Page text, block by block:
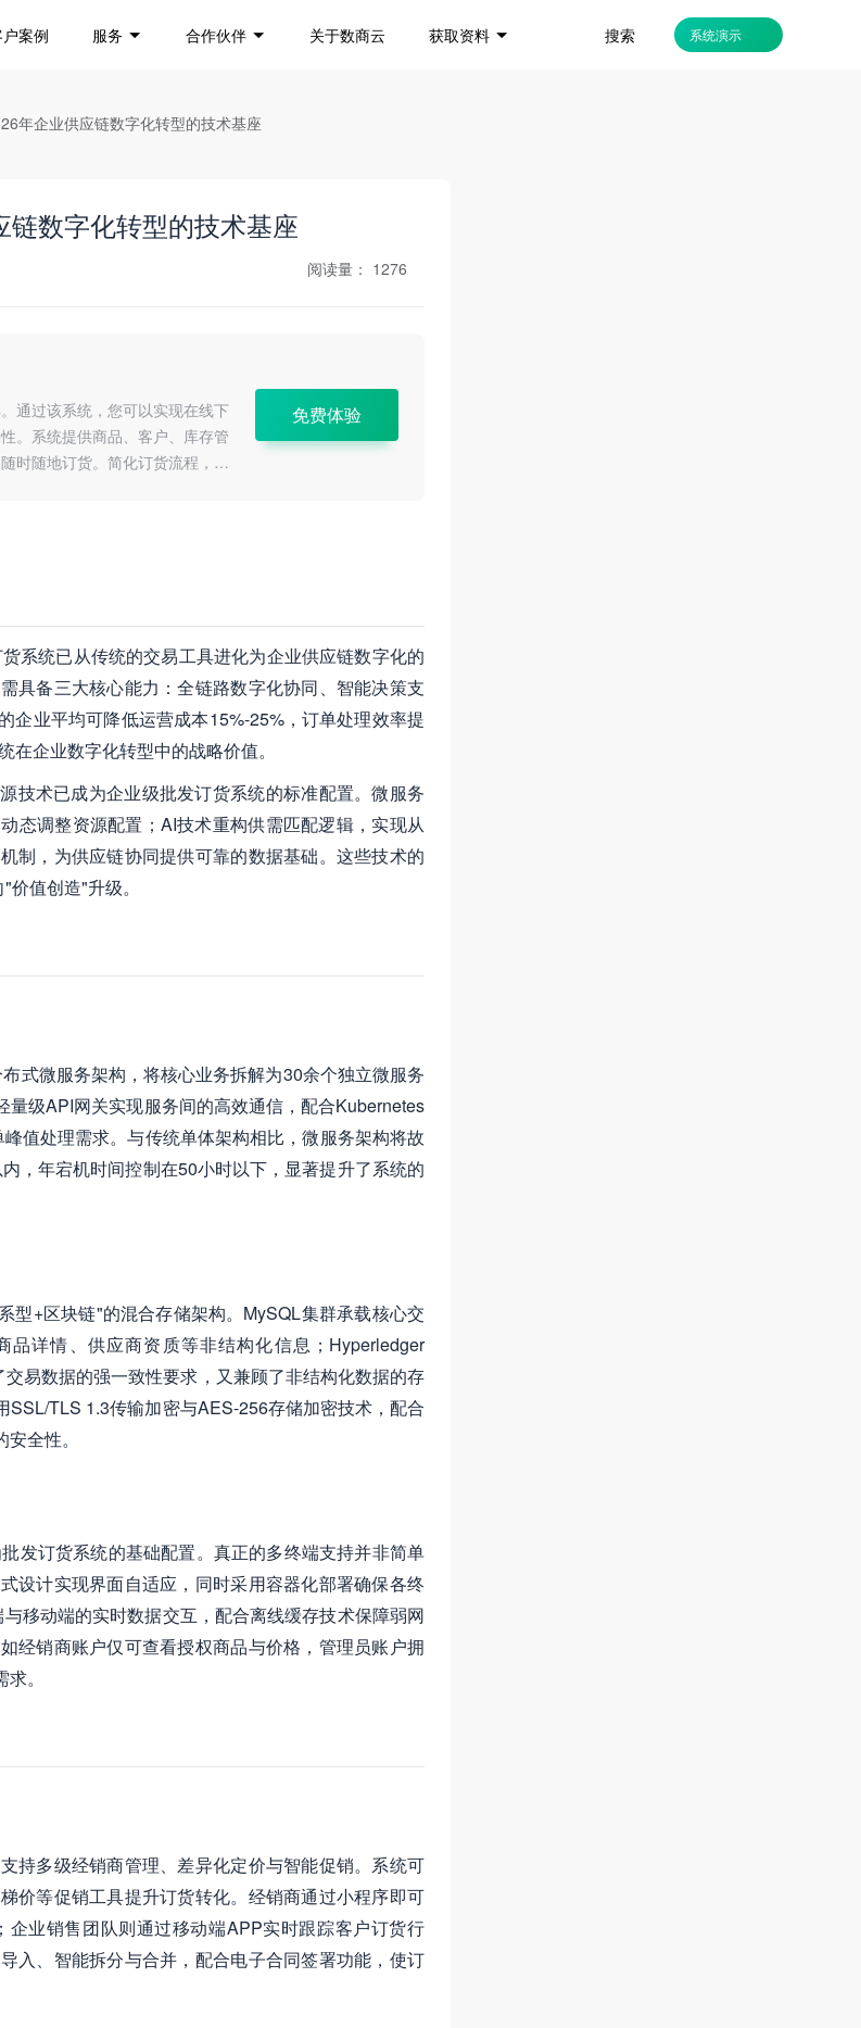
案例 服务 合作伙伴 关于数商云 获取资料 搜索 系统演示
年企业供应链数字化转型的技术基座
数字化转型的技术基座
阅读量： 1276
通过该系统，您可以实现在线下
。系统提供商品、客户、库存管
时随地订货。简化订货流程，节
免费体验
系统已从传统的交易工具进化为企业供应链数字化的
具备三大核心能力：全链路数字化协同、智能决策支
企业平均可降低运营成本15%-25%，订单处理效率提
企业数字化转型中的战略价值。
技术已成为企业级批发订货系统的标准配置。微服务
态调整资源配置；AI技术重构供需匹配逻辑，实现从
制，为供应链协同提供可靠的数据基础。这些技术的
值创造"升级。
式微服务架构，将核心业务拆解为30余个独立微服务
级API网关实现服务间的高效通信，配合Kubernetes
值处理需求。与传统单体架构相比，微服务架构将故
，年宕机时间控制在50小时以下，显著提升了系统的
型+区块链"的混合存储架构。MySQL集群承载核心交
详情、供应商资质等非结构化信息；Hyperledger
易数据的强一致性要求，又兼顾了非结构化数据的存
TLS 1.3传输加密与AES-256存储加密技术，配合
全性。
发订货系统的基础配置。真正的多终端支持并非简单
设计实现界面自适应，同时采用容器化部署确保各终
移动端的实时数据交互，配合离线缓存技术保障弱网
经销商账户仅可查看授权商品与价格，管理员账户拥
。
持多级经销商管理、差异化定价与智能促销。系统可
价等促销工具提升订货转化。经销商通过小程序即可
业销售团队则通过移动端APP实时跟踪客户订货行
入、智能拆分与合并，配合电子合同签署功能，使订